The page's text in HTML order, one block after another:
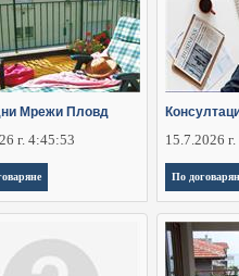
Мрежи Пловд
г. 4:45:53 15.7.2026
По